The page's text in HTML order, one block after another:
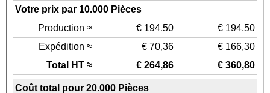
Votre prix par 10.000 Pièces
Production ≈
€ 194,50
€ 194,50
Expédition ≈
€ 70,36
€ 166,30
Total HT ≈
€ 264,86 € 360,80
Coût total pour 20.000 Pièces